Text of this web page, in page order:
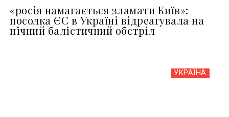
«росія намагається зламати Київ»:
посолка ЄС в Україні відреагувала на
нічний балістичний обстріл
УКРАЇНА